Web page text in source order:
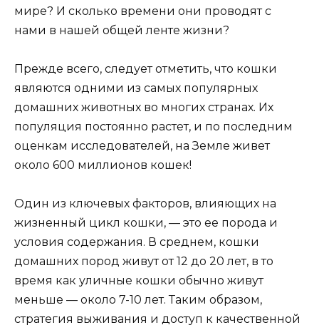
мире? И сколько времени они проводят с
нами в нашей общей ленте жизни?
Прежде всего, следует отметить, что кошки
являются одними из самых популярных
домашних животных во многих странах. Их
популяция постоянно растет, и по последним
оценкам исследователей, на Земле живет
около 600 миллионов кошек!
Один из ключевых факторов, влияющих на
жизненный цикл кошки, — это ее порода и
условия содержания. В среднем, кошки
домашних пород живут от 12 до 20 лет, в то
время как уличные кошки обычно живут
меньше — около 7-10 лет. Таким образом,
стратегия выживания и доступ к качественной